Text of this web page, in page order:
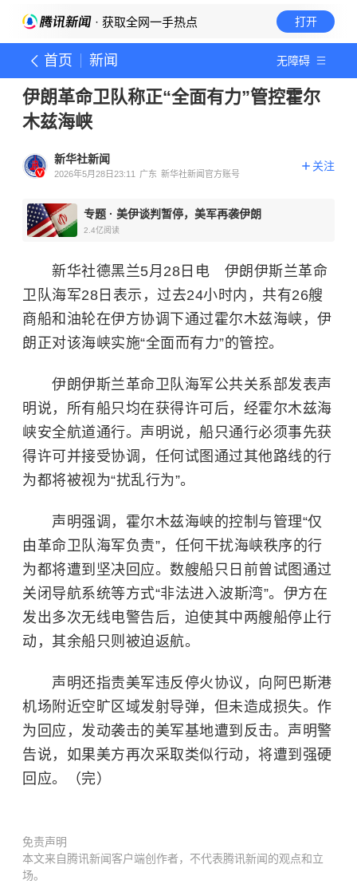
· 获取全网一手热点 打开
首页 新闻 无障碍
伊朗革命卫队称正“全面有力”管控霍尔
木兹海峡
新华社新闻
2026年5月28日23:11 广东 新华社新闻官方账号
关注
专题 · 美伊谈判暂停，美军再袭伊朗
2.4亿阅读
新华社德黑兰5月28日电 伊朗伊斯兰革命
卫队海军28日表示，过去24小时内，共有26艘
商船和油轮在伊方协调下通过霍尔木兹海峡，伊
朗正对该海峡实施“全面而有力”的管控。
伊朗伊斯兰革命卫队海军公共关系部发表声
明说，所有船只均在获得许可后，经霍尔木兹海
峡安全航道通行。声明说，船只通行必须事先获
得许可并接受协调，任何试图通过其他路线的行
为都将被视为“扰乱行为”。
声明强调，霍尔木兹海峡的控制与管理“仅
由革命卫队海军负责”，任何干扰海峡秩序的行
为都将遭到坚决回应。数艘船只日前曾试图通过
关闭导航系统等方式“非法进入波斯湾”。伊方在
发出多次无线电警告后，迫使其中两艘船停止行
动，其余船只则被迫返航。
声明还指责美军违反停火协议，向阿巴斯港
机场附近空旷区域发射导弹，但未造成损失。作
为回应，发动袭击的美军基地遭到反击。声明警
告说，如果美方再次采取类似行动，将遭到强硬
回应。（完）
免责声明
本文来自腾讯新闻客户端创作者，不代表腾讯新闻的观点和立
场。